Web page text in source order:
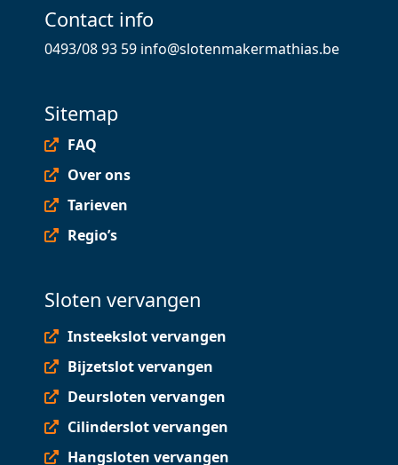
Contact info
0493/08 93 59 info@slotenmakermathias.be
Sitemap
FAQ
Over ons
Tarieven
Regio’s
Sloten vervangen
Insteekslot vervangen
Bijzetslot vervangen
Deursloten vervangen
Cilinderslot vervangen
Hangsloten vervangen